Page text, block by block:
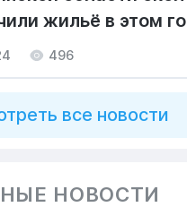
жильё в этом
496
все новости
НОВОСТИ